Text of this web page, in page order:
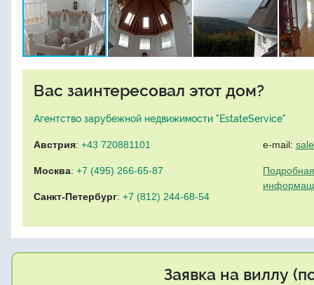
Вас заинтересовал этот дом?
Агентство зарубежной недвижимости "EstateService"
Австрия: +43 720881101
Москва: +7 (495) 266-65-87
Санкт-Петербург: +7 (812) 244-68-54
e-mail:
Заявка на виллу